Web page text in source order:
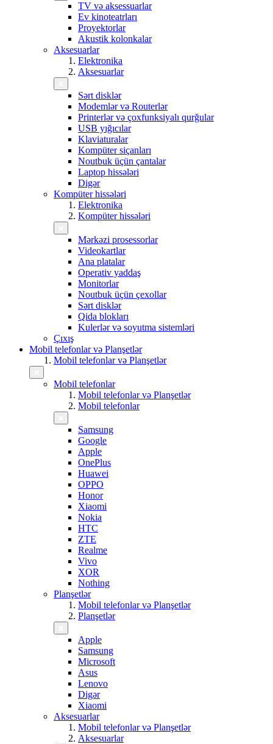
TV və aksessuarlar
Ev kinoteatrları
Proyektorlar
Akustik kolonkalar
Aksesuarlar
Elektronika
Aksesuarlar
Sərt disklər
Modemlər və Routerlər
Printerlər və çoxfunksiyalı qurğular
USB yığıcılar
Klaviaturalar
Kompüter siçanları
Noutbuk üçün çantalar
Laptop hissələri
Digər
Kompüter hissələri
Elektronika
Kompüter hissələri
Mərkəzi prosessorlar
Videokartlar
Ana platalar
Operativ yaddaş
Monitorlar
Noutbuk üçün çexollar
Sərt disklər
Qida blokları
Kulerlər və soyutma sistemləri
Çıxış
Mobil telefonlar və Planşetlər
Mobil telefonlar və Planşetlər
Mobil telefonlar
Mobil telefonlar və Planşetlər
Mobil telefonlar
Samsung
Google
Apple
OnePlus
Huawei
OPPO
Honor
Xiaomi
Nokia
HTC
ZTE
Realme
Vivo
XOR
Nothing
Planşetlər
Mobil telefonlar və Planşetlər
Planşetlər
Apple
Samsung
Microsoft
Asus
Lenovo
Digər
Xiaomi
Aksesuarlar
Mobil telefonlar və Planşetlər
Aksesuarlar